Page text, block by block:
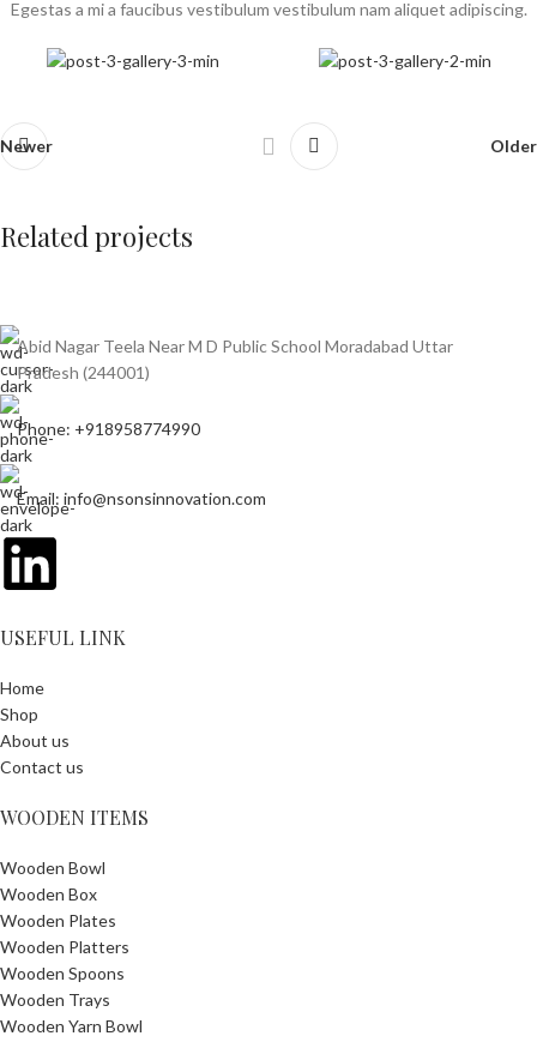
Egestas a mi a faucibus vestibulum vestibulum nam aliquet adipiscing.
Newer Older
Related projects
Kitchen
Suspendisse quam at vestibulum
Abid Nagar Teela Near M D Public School Moradabad Uttar
Pradesh (244001)
Phone: +918958774990
Email: info@nsonsinnovation.com
USEFUL LINK
Home
Shop
About us
Contact us
WOODEN ITEMS
Wooden Bowl
Wooden Box
Wooden Plates
Wooden Platters
Wooden Spoons
Wooden Trays
Wooden Yarn Bowl